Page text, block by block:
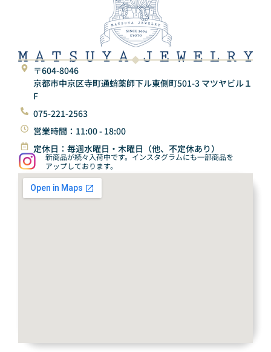
〒604-8046
京都市中京区寺町通蛸薬師下ル東側町501-3 マツヤビル１
F
075-221-2563
営業時間：11:00 - 18:00
定休日：毎週水曜日・木曜日（他、不定休あり）
新商品が続々入荷中です。インスタグラムにも一部商品を
アップしております。